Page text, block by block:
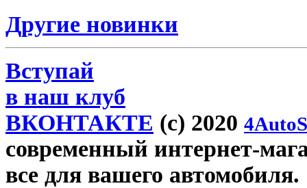
Другие новинки
Вступай
в наш клуб
ВКОНТАКТЕ (c) 2020
современный интернет-
все для вашего автомобиля.